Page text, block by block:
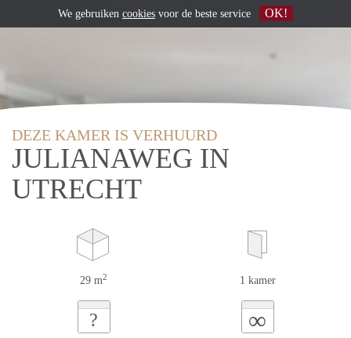
DEZE KAMER IS VERHUURD
JULIANAWEG IN
UTRECHT
29 m2 1 kamer
? ∞
We gebruiken cookies voor de beste service OK!